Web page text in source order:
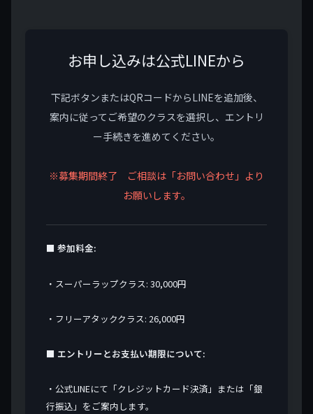
お申し込みは公式LINEから
下記ボタンまたはQRコードからLINEを追加後、
案内に従ってご希望のクラスを選択し、エントリ
ー手続きを進めてください。
※募集期間終了 ご相談は「お問い合わせ 」より
お願いします。
■ 参加料金:
・スーパーラップクラス: 30,000円
・フリーアタッククラス: 26,000円
■ エントリーとお支払い期限について:
・公式LINEにて「クレジットカード決済」または「銀
行振込」をご案内します。